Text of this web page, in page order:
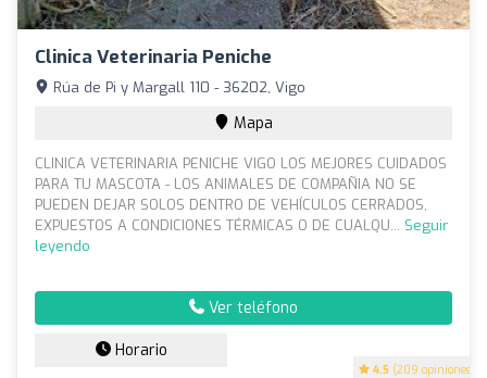
Clinica Veterinaria Peniche
4.5 (209 opiniones)
Rúa de Pi y Margall 110 - 36202, Vigo
Mapa
CLINICA VETERINARIA PENICHE VIGO LOS MEJORES CUIDADOS
PARA TU MASCOTA - LOS ANIMALES DE COMPAÑIA NO SE
PUEDEN DEJAR SOLOS DENTRO DE VEHÍCULOS CERRADOS,
EXPUESTOS A CONDICIONES TÉRMICAS O DE CUALQU... Seguir
leyendo
Ver teléfono
Horario